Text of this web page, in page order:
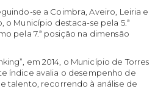
se a Coimbra, Aveiro, Leiria e
o Município destaca-se pela 5.ª
pela 7.ª posição na dimensão
em 2014, o Município de Torres
índice avalia o desempenho de
talento, recorrendo à análise de